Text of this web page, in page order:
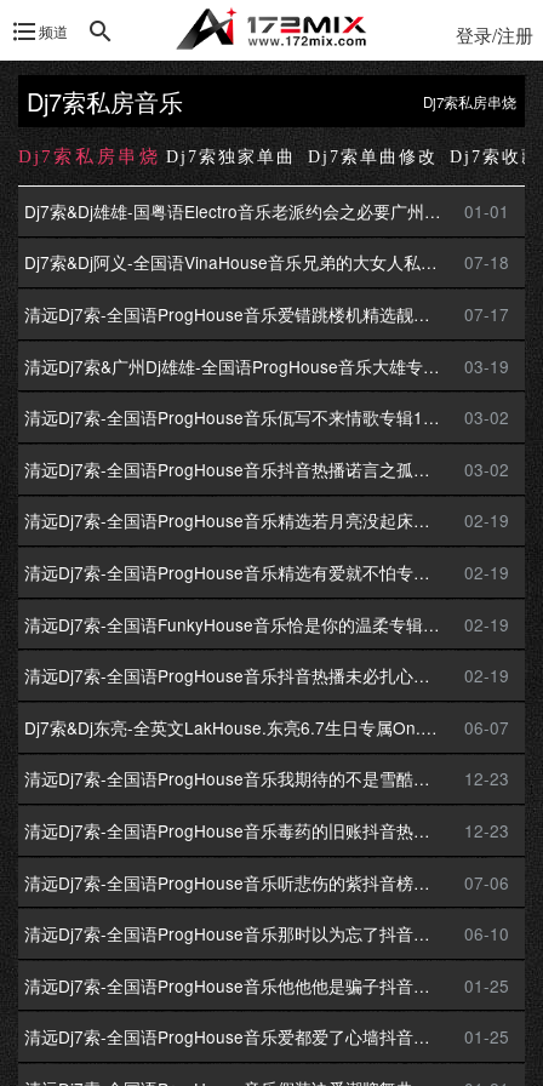
频道 登录/注册
Dj7索私房音乐 Dj7索私房串烧
Dj7索私房串烧 Dj7索独家单曲 Dj7索单曲修改 Dj7索收藏
Dj7索&Dj雄雄-国粤语Electro音乐老派约会之必要广州雄雄自用私货串烧172独家 01-01
Dj7索&Dj阿义-全国语VinaHouse音乐兄弟的大女人私货专辑172Mix独家串烧 07-18
清远Dj7索-全国语ProgHouse音乐爱错跳楼机精选靓版专辑172Mix独家串烧 07-17
清远Dj7索&广州Dj雄雄-全国语ProgHouse音乐大雄专属如果的事专辑172Mix独家串烧 03-19
清远Dj7索-全国语ProgHouse音乐佤写不来情歌专辑172Mix独家串烧 03-02
清远Dj7索-全国语ProgHouse音乐抖音热播诺言之孤独的船专辑172Mix独家串烧 03-02
清远Dj7索-全国语ProgHouse音乐精选若月亮没起床专辑172Mix独家串烧 02-19
清远Dj7索-全国语ProgHouse音乐精选有爱就不怕专辑172Mix独家串烧 02-19
清远Dj7索-全国语FunkyHouse音乐恰是你的温柔专辑172Mix独家串烧 02-19
清远Dj7索-全国语ProgHouse音乐抖音热播未必扎心专辑172Mix独家串烧 02-19
Dj7索&Dj东亮-全英文LakHouse.东亮6.7生日专属On.My.Way专辑172Mix串烧 06-07
清远Dj7索-全国语ProgHouse音乐我期待的不是雪酷狗TOP100舞曲专辑172Mix独家串烧 12-23
清远Dj7索-全国语ProgHouse音乐毒药的旧账抖音热单专辑172Mix独家串烧 12-23
清远Dj7索-全国语ProgHouse音乐听悲伤的紫抖音榜单专辑172Mix独家串烧 07-06
清远Dj7索-全国语ProgHouse音乐那时以为忘了抖音冰点专辑172Mix独家串烧 06-10
清远Dj7索-全国语ProgHouse音乐他他他是骗子抖音热门专辑172Mix独家串烧 01-25
清远Dj7索-全国语ProgHouse音乐爱都爱了心墙抖音榜单专辑172Mix独家串烧 01-25